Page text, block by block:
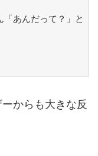
あんだって？」と
からも大きな反